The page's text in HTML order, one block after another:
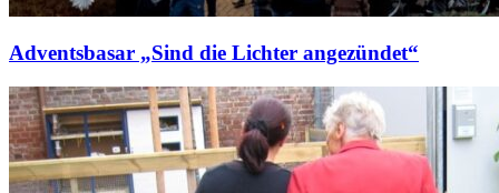
Adventsbasar „Sind die Lichter angezündet“